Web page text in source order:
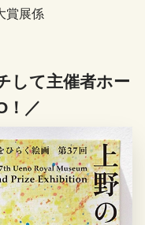
賞展係
して主催者ホー
！／